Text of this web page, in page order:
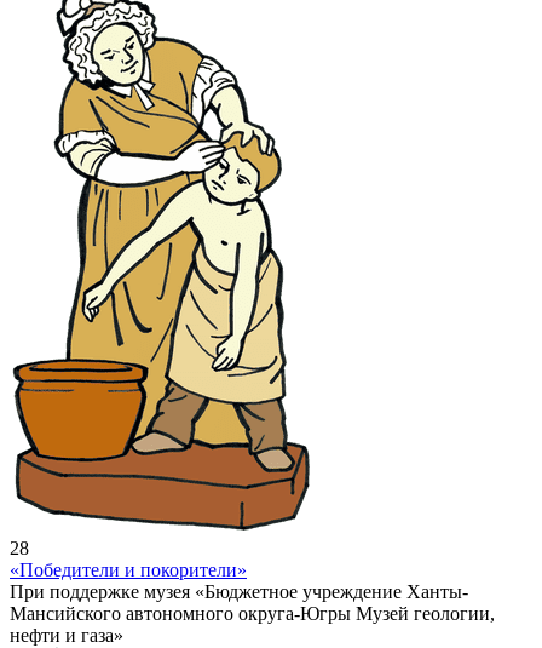
28
«Победители и покорители»
При поддержке музея «Бюджетное учреждение Ханты-
Мансийского автономного округа-Югры Музей геологии,
нефти и газа»